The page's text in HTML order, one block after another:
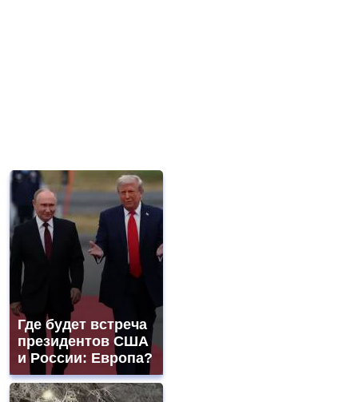
Где будет встреча
президентов США
и России: Европа?